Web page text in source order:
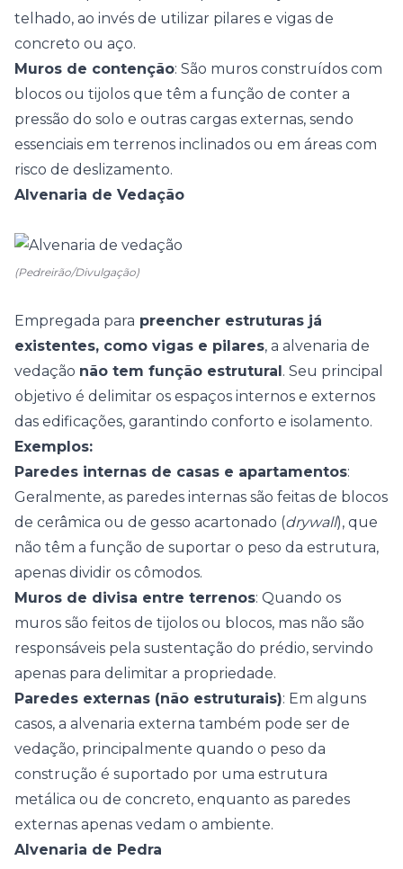
telhado, ao invés de utilizar pilares e vigas de
concreto ou aço.
Muros de contenção: São muros construídos com
blocos ou tijolos que têm a função de conter a
pressão do solo e outras cargas externas, sendo
essenciais em terrenos inclinados ou em áreas com
risco de deslizamento.
Alvenaria de Vedação
(Pedreirão/Divulgação)
Empregada para preencher estruturas já
existentes, como vigas e pilares, a alvenaria de
vedação não tem função estrutural. Seu principal
objetivo é delimitar os espaços internos e externos
das edificações, garantindo conforto e isolamento.
Exemplos:
Paredes internas de casas e apartamentos:
Geralmente, as paredes internas são feitas de blocos
de cerâmica ou de gesso acartonado (drywall), que
não têm a função de suportar o peso da estrutura,
apenas dividir os cômodos.
Muros de divisa entre terrenos: Quando os
muros são feitos de tijolos ou blocos, mas não são
responsáveis pela sustentação do prédio, servindo
apenas para delimitar a propriedade.
Paredes externas (não estruturais): Em alguns
casos, a alvenaria externa também pode ser de
vedação, principalmente quando o peso da
construção é suportado por uma estrutura
metálica ou de concreto, enquanto as paredes
externas apenas vedam o ambiente.
Alvenaria de Pedra